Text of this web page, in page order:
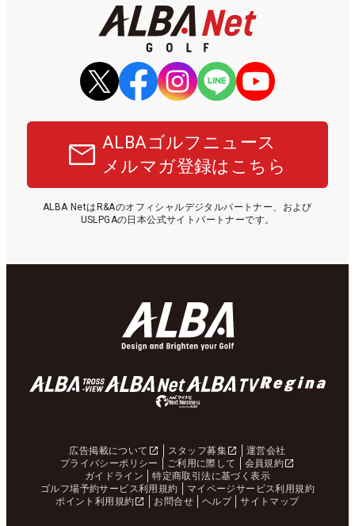
ALBAゴルフニュース
メルマガ登録はこちら
ALBA NetはR&Aのオフィシャルデジタルパートナー、および
USLPGAの日本公式サイトパートナーです。
広告掲載について スタッフ募集
運営会社
プライバシーポリシー
ご利用に際して
会員規約
ガイドライン
特定商取引法に基づく表示
ゴルフ場予約サービス利用規約
マイページサービス利用規約
ポイント利用規約
お問合せ ヘルプ サイトマップ